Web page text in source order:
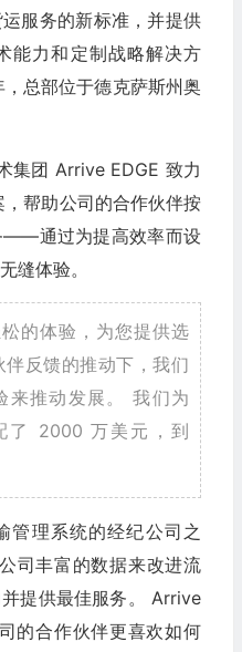
服务的新标准，并提供
能力和定制战略解决方
总部位于德克萨斯州奥
集团 Arrive EDGE 致力
帮助公司的合作伙伴按
——通过为提高效率而设
缝体验。
的体验，为您提供选
反馈的推动下，我们
来推动发展。 我们为
了 2000 万美元，到
管理系统的经纪公司之
司丰富的数据来改进流
提供最佳服务。 Arrive
的合作伙伴更喜欢如何